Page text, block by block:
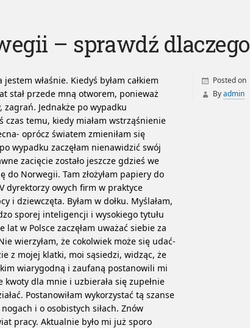
– sprawdź dlaczego
właśnie. Kiedyś byłam całkiem
stał przede mną otworem, ponieważ
Jednakże po wypadku
czas temu, kiedy miałam wstrząśnienie
oprócz światem zmieniłam się
wypadku zaczęłam nienawidzić swój
zacięcie zostało jeszcze gdzieś we
do Norwegii. Tam złożyłam papiery do
dyrektorzy owych firm w praktyce
i dziewczęta. Byłam w dołku. Myślałam,
sporej inteligencji i wysokiego tytułu
w Polsce zaczęłam uważać siebie za
wierzyłam, że cokolwiek może się udać-
z mojej klatki, moi sąsiedzi, widząc, że
wiarygodną i zaufaną postanowili mi
dla mnie i uzbierała się zupełnie
Postanowiłam wykorzystać tą szanse
i o osobistych siłach. Znów
pracy. Aktualnie było mi już sporo
Posted on
Byadmin